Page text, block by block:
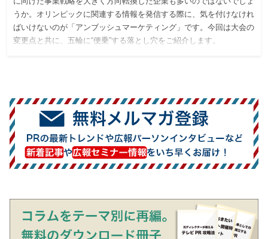
うか。オリンピックに関連する情報を発信する際に、気を付けなけれ
ばいけないのが「アンブッシュマーケティング」です。今回は大会の
変更点と共に、五輪に“便乗”する落とし穴をご紹介します。